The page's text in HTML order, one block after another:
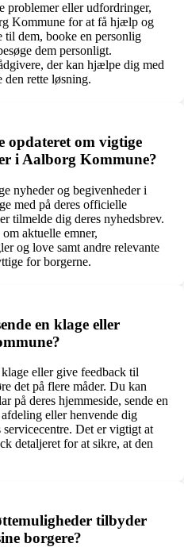
problemer eller udfordringer,
Kommune for at få hjælp og
dem, booke en personlig
dem personligt.
der kan hjælpe dig med
den rette løsning.
om vigtige
i Aalborg Kommune?
nyheder og begivenheder i
med på deres officielle
tilmelde dig deres nyhedsbrev.
aktuelle emner,
og love samt andre relevante
for borgerne.
en klage eller
eller give feedback til
det på flere måder. Du kan
på deres hjemmeside, sende en
eller henvende dig
Det er vigtigt at
detaljeret for at sikre, at den
tilbyder
borgere?